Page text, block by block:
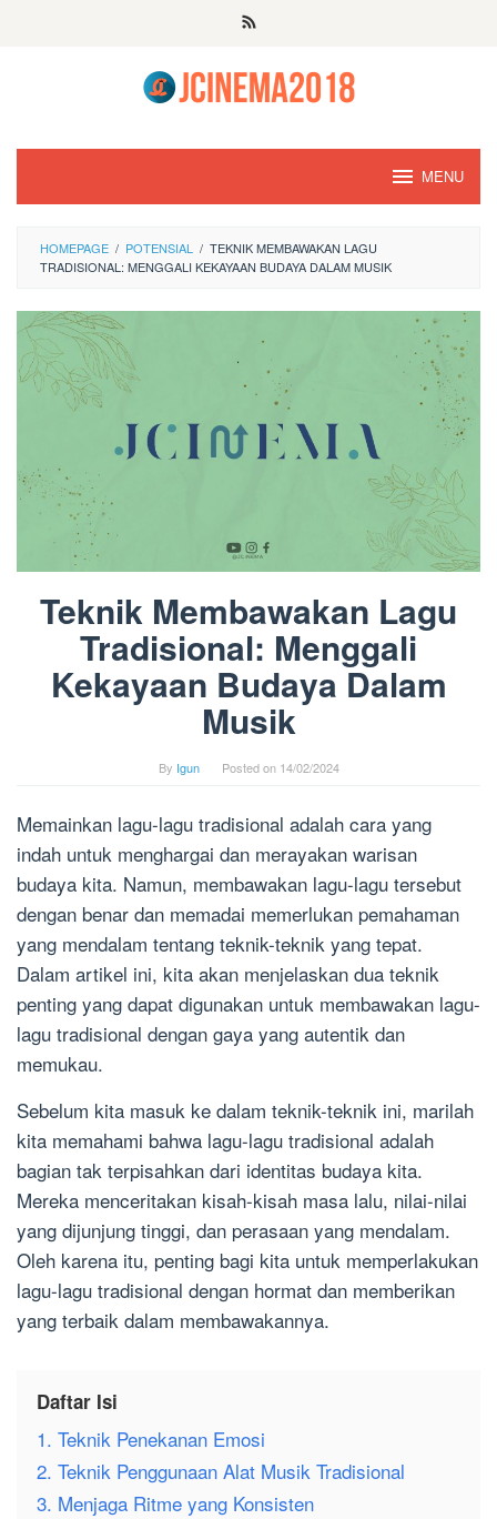
MENU
HOMEPAGE / POTENSIAL / TEKNIK MEMBAWAKAN LAGU
TRADISIONAL: MENGGALI KEKAYAAN BUDAYA DALAM MUSIK
Teknik Membawakan Lagu
Tradisional: Menggali
Kekayaan Budaya Dalam
Musik
By Igun Posted on 14/02/2024
Memainkan lagu-lagu tradisional adalah cara yang
indah untuk menghargai dan merayakan warisan
budaya kita. Namun, membawakan lagu-lagu tersebut
dengan benar dan memadai memerlukan pemahaman
yang mendalam tentang teknik-teknik yang tepat.
Dalam artikel ini, kita akan menjelaskan dua teknik
penting yang dapat digunakan untuk membawakan lagu-
lagu tradisional dengan gaya yang autentik dan
memukau.
Sebelum kita masuk ke dalam teknik-teknik ini, marilah
kita memahami bahwa lagu-lagu tradisional adalah
bagian tak terpisahkan dari identitas budaya kita.
Mereka menceritakan kisah-kisah masa lalu, nilai-nilai
yang dijunjung tinggi, dan perasaan yang mendalam.
Oleh karena itu, penting bagi kita untuk memperlakukan
lagu-lagu tradisional dengan hormat dan memberikan
yang terbaik dalam membawakannya.
Daftar Isi
1. Teknik Penekanan Emosi
2. Teknik Penggunaan Alat Musik Tradisional
3. Menjaga Ritme yang Konsisten